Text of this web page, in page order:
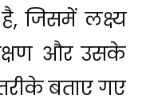
है, जिसमें लक्ष्य
और उसके
बताए गए